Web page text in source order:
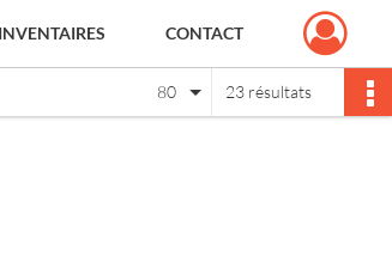
INVENTAIRES CONTACT
23 résultats
80